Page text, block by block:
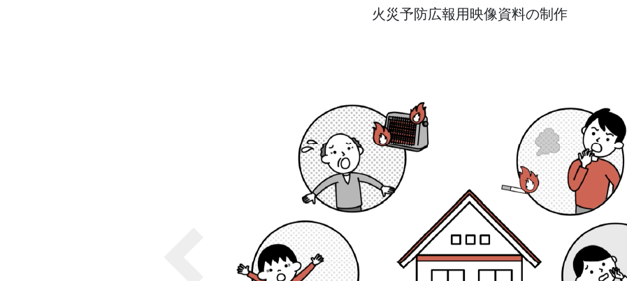
個人情報・特定個人情報保護方針 個人情報の取扱いについて
SECURITY ACTIONの「二つ星」宣言
在庫管理システム(azkaru)
火災予防広報用映像資料の制作